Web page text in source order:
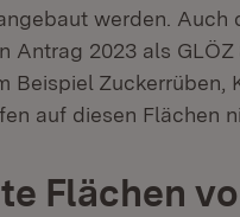
werden.
Antrag 2023 als
Beispiel Zuckerrüben,
auf diesen Flächen
Flächen